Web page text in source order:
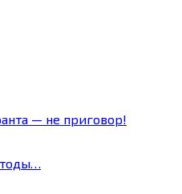
— не приговор!